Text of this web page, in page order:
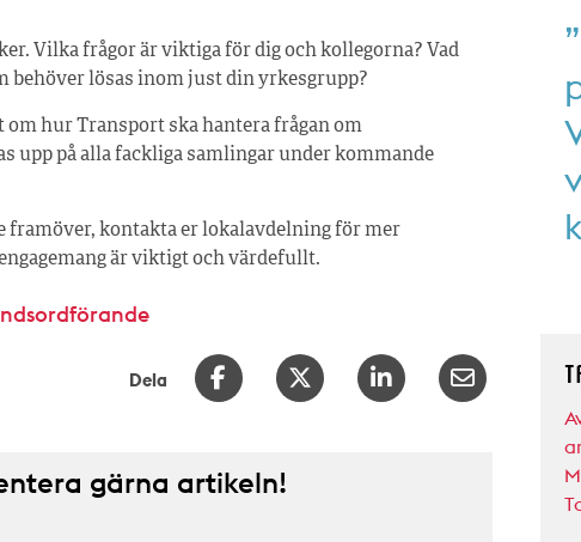
Vilka frågor är viktiga för dig och kollegorna? Vad
behöver lösas inom just din yrkesgrupp?
hur Transport ska hantera frågan om
upp på alla fackliga samlingar under kommande
framöver, kontakta er lokal­avdelning för mer
är viktigt och värdefullt.
Dela
gärna artikeln!